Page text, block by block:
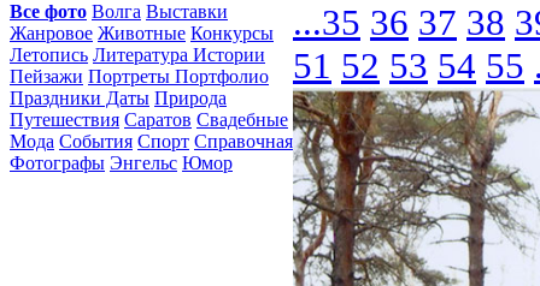
Все фото Волга Выставки
Жанровое Животные Конкурсы
Летопись Литература Истории
Пейзажи Портреты Портфолио
Праздники Даты Природа
Путешествия Саратов Свадебные
Мода События Спорт Справочная
Фотографы Энгельс Юмор
...35 36 37 38
51 52 53 54 55